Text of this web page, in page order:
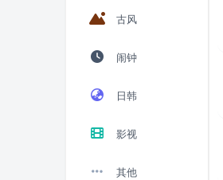
古风
闹钟
日韩
影视
其他